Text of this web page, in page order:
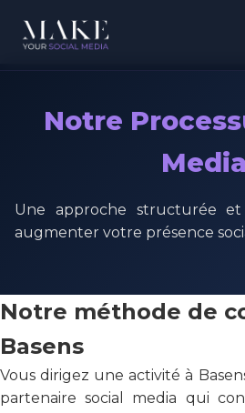
Notre
Media
Une approche structurée
augmenter votre présence
Notre méthode de
Basens
Vous dirigez une activité à
partenaire social media qui